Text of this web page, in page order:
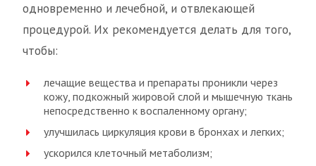
одновременно и лечебной, и отвлекающей
процедурой. Их рекомендуется делать для того,
чтобы:
лечащие вещества и препараты проникли через
кожу, подкожный жировой слой и мышечную ткань
непосредственно к воспаленному органу;
улучшилась циркуляция крови в бронхах и легких;
ускорился клеточный метаболизм;